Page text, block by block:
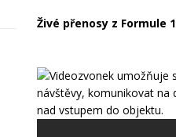
Živé přenosy z Formule 1